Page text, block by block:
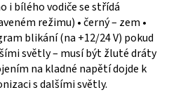
i bílého vodiče se střídá
režimu) • černý – zem •
blikání (na +12/24 V) pokud
světly – musí být žluté dráty
na kladné napětí dojde k
s dalšími světly.